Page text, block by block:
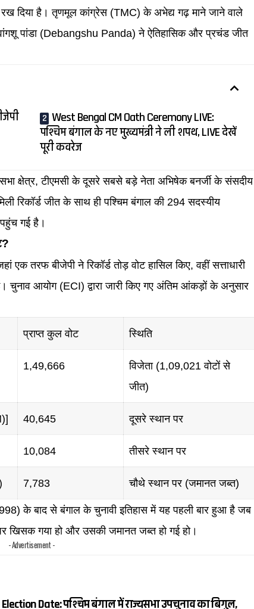
रख दिया है। तृणमूल कांग्रेस (TMC) के अभेद्य गढ़ माने जाने वाले
पांडा (Debangshu Panda) ने ऐतिहासिक और प्रचंड जीत
West Bengal CM Oath Ceremony LIVE:
पश्चिम बंगाल के नए मुख्यमंत्री ने ली शपथ, LIVE देखें
पूरी कवरेज
क्षेत्र, टीएमसी के दूसरे सबसे बड़े नेता अभिषेक बनर्जी के संसदीय
रिकॉर्ड जीत के साथ ही पश्चिम बंगाल की 294 सदस्यीय
गई है।
तरफ बीजेपी ने रिकॉर्ड तोड़ वोट हासिल किए, वहीं सत्ताधारी
चुनाव आयोग (ECI) द्वारा जारी किए गए अंतिम आंकड़ों के अनुसार
प्राप्त कुल वोट स्थिति
1,49,666
विजेता (1,09,021 वोटों से
जीत)
40,645 दूसरे स्थान पर
10,084 तीसरे स्थान पर
7,783 चौथे स्थान पर (जमानत जब्त)
के बाद से बंगाल के चुनावी इतिहास में यह पहली बार हुआ है जब
खिसक गया हो और उसकी जमानत जब्त हो गई हो।
- Advertisement -
Date: पश्चिम बंगाल में राज्यसभा उपचुनाव का बिगुल,